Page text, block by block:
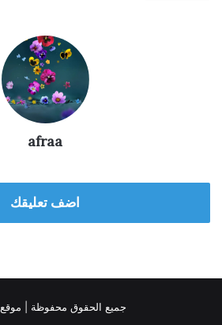
afraa
اضف تعليقك
جميع الحقوق محفوظة | موقع